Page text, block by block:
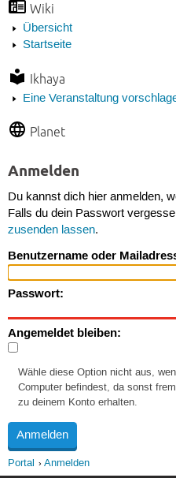
Wiki
Übersicht
Startseite
Ikhaya
Eine Veranstaltung
Planet
Anmelden
Du kannst dich hier anmelden,
Falls du dein Passwort
zusenden lassen.
Benutzername oder
Passwort:
Angemeldet bleiben:
Wähle diese Option nicht aus,
Computer befindest, da sonst
zu deinem Konto erhalten.
Portal Anmelden